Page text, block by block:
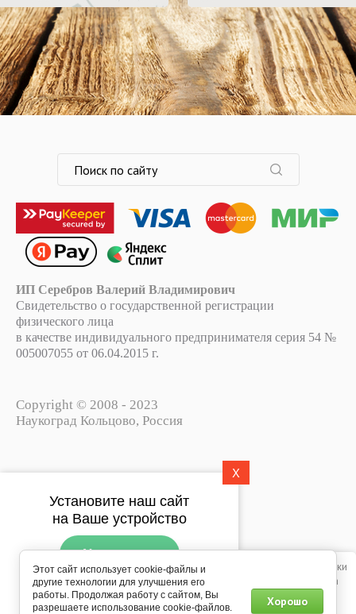
ИП Серебров Валерий Владимирович
Свидетельство о государственной регистрации
физического лица
в качестве индивидуального предпринимателя серия 54 №
005007055 от 06.04.2015 г.
Copyright © 2008 - 2023
Наукоград Кольцово, Россия
Пользовательское соглашение
Этот сайт использует файлы cookie, метаданные и сервис веб-аналитики
Яндекс.Метрика. Продолжая просматривать его, вы соглашаетесь на
использование нами файлов cookie, метаданных и сервиса веб-
аналитики Яндекс.Метрика в соответствии с
Политикой
X
Установите наш сайт
на Ваше устройство
Установить
Подпишитесь на рассылку
push-уведомлений
Этот сайт использует cookie-файлы и
другие технологии для улучшения его
работы. Продолжая работу с сайтом, Вы
разрешаете использование cookie-файлов.
Хорошо